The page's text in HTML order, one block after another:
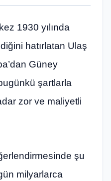
1930 yılında
hatırlatan Ulaş
Güney
şartlarla
zor ve maliyetli
şu
milyarlarca